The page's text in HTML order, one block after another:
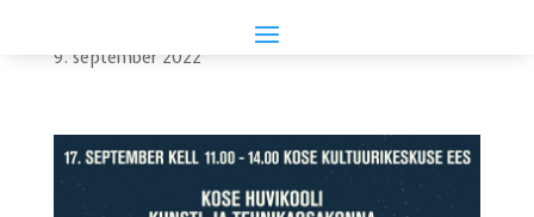
9. september 2022